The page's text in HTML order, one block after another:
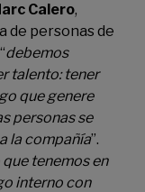
Calero,
de personas de
debemos
talento: tener
que genere
personas se
la compañía”.
tenemos en
interno con